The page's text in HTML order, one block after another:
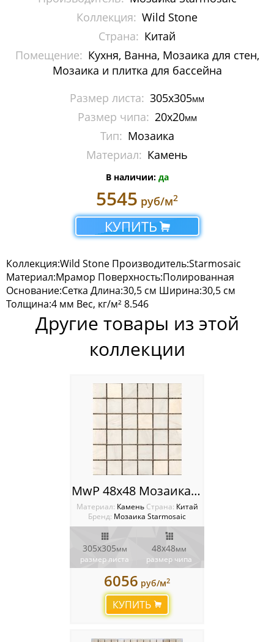
Мозаика Imagine Mosaic
Мозаика Irida
Мозаика Keramograd
Мозаика Mir Mosaic
Мозаика NSmosaic
Мозаика Orro Mosaic
Мозаика Rose Mosaic
Мозаика Sekitei
Мозаика Starmosaic
Albion
Homework
Wild Stone
Мозаика Tonomosaic
Коллекция: Wild Stone
Страна: Китай
Помещение: Кухня, Ванна, Мозаика для стен,
Мозаика и плитка для бассейна
Размер листа: 305х305мм
Размер чипа: 20х20мм
Тип: Мозаика
Материал: Камень
В наличии: да
5545 руб/м2
КУПИТЬ
Коллекция:Wild Stone Производитель:Starmosaic
Материал:Мрамор Поверхность:Полированная
Основание:Сетка Длина:30,5 см Ширина:30,5 см
Толщина:4 мм Вес, кг/м² 8.546
Другие товары из этой
коллекции
MwP 48x48 Мозаика Starmosaic Wild Stone
Материал: Камень Cтрана: Китай
Бренд: Мозаика Starmosaic
305х305мм
размер листа
48х48мм
размер чипа
6056 руб/м2
КУПИТЬ